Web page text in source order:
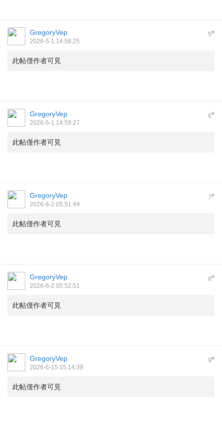
5#
GregoryVep
2026-5-1 14:58:25
此帖僅作者可見
6#
GregoryVep
2026-5-1 14:59:27
此帖僅作者可見
7#
GregoryVep
2026-6-2 05:51:49
此帖僅作者可見
8#
GregoryVep
2026-6-2 05:52:51
此帖僅作者可見
9#
GregoryVep
2026-6-15 15:14:39
此帖僅作者可見